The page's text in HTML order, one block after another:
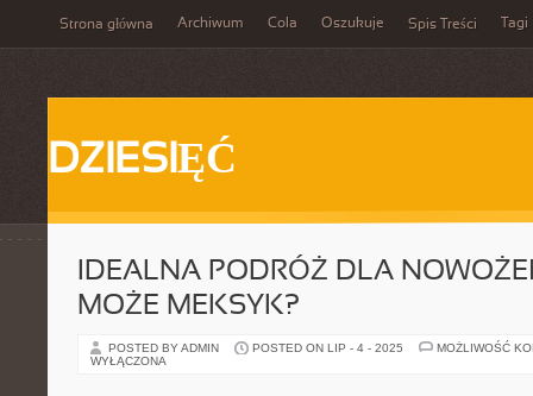
Strona główna Archiwum Cola Oszukuje Spis Treści Tagi
DZIESIĘĆ
IDEALNA PODRÓŻ DLA
MOŻE MEKSYK?
POSTED BY ADMIN POSTED ON LIP - 4 - 2025
MOŻLIWOŚĆ
WYŁĄCZONA